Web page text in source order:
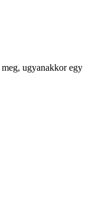
ugyanakkor egy